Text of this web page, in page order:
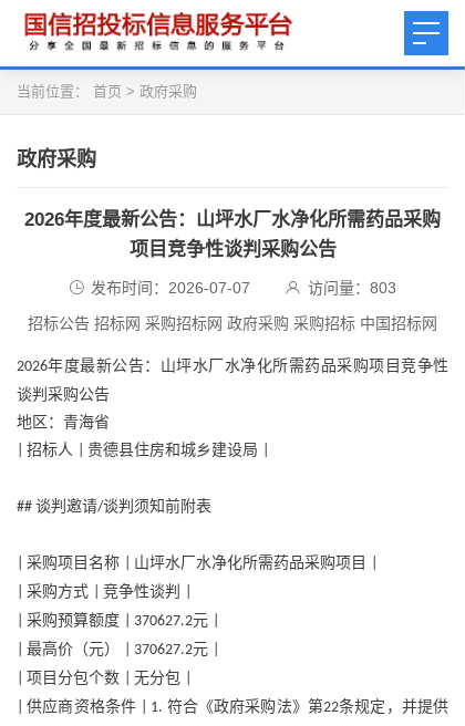
当前位置： 首页 > 政府采购
政府采购
2026年度最新公告：山坪水厂水净化所需药品采购
项目竞争性谈判采购公告
发布时间：2026-07-07 访问量： 803
招标公告 招标网 采购招标网 政府采购 采购招标 中国招标网
2026年度最新公告：山坪水厂水净化所需药品采购项目竞争性
谈判采购公告
地区：青海省
招标人 贵德县住房和城乡建设局
## 谈判邀请/谈判须知前附表
采购项目名称 山坪水厂水净化所需药品采购项目
采购方式 竞争性谈判
采购预算额度 | 370627.2元
最高价（元） | 370627.2元
项目分包个数 无分包
|供应商资格条件 | 1. 符合《政府采购法》第22条规定，并提供